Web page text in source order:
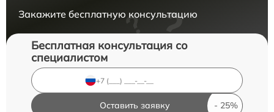
Закажите бесплатную консультацию
Бесплатная консультация со
специалистом
Оставить заявку